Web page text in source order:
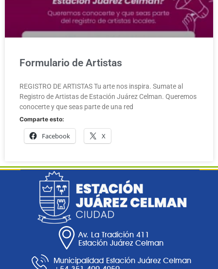
Formulario de Artistas
REGISTRO DE ARTISTAS Tu arte nos inspira. Sumate al
Registro de Artistas de Estación Juárez Celman. Queremos
conocerte y que seas parte de una red
Comparte esto:
Facebook X
Av. La Tradición 411
Estación Juárez Celman
Municipalidad Estación Juárez Celman